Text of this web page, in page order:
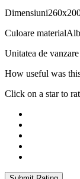
Dimensiuni
Culoare material
Unitatea de
How useful was
Click on a star to